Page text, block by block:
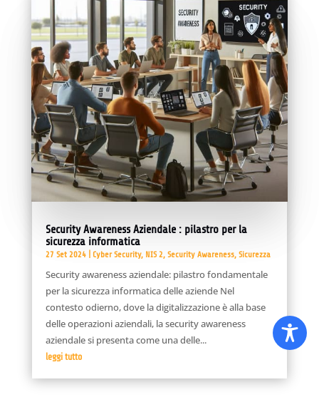
Security Awareness Aziendale : pilastro per la
sicurezza informatica
27 Set 2024| Cyber Security, NIS 2, Security Awareness, Sicurezza
Security awareness aziendale: pilastro fondamentale
per la sicurezza informatica delle aziende Nel
contesto odierno, dove la digitalizzazione è alla base
delle operazioni aziendali, la security awareness
aziendale si presenta come una delle...
leggi tutto